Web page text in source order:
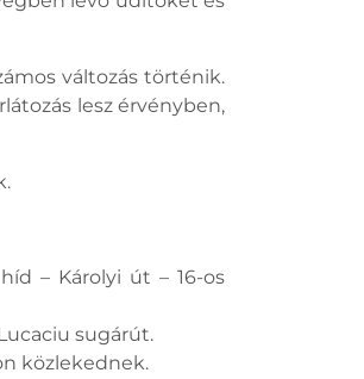
változás történik.
lesz érvényben,
– Károlyi út – 16-os
sugárút.
közlekednek.